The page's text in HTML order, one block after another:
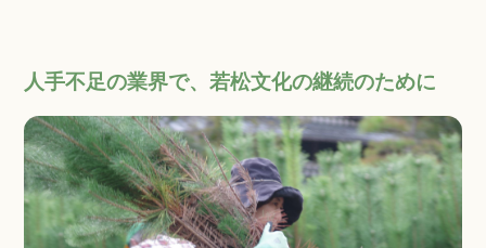
人手不足の業界で、若松文化の継続のために